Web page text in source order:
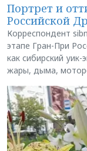
Портрет и
Российской
Корреспондент
этапе Гран-При
как сибирский
жары, дыма,